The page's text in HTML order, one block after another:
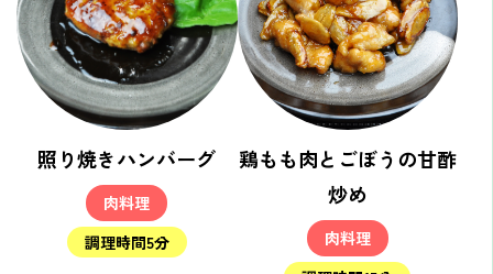
照り焼きハンバーグ
肉料理
調理時間5分
鶏もも肉とごぼうの甘酢
炒め
肉料理